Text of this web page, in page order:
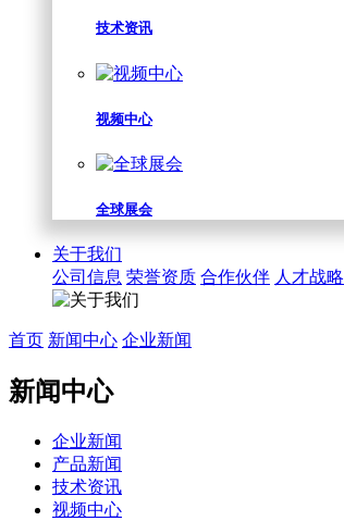
技术资讯
视频中心
全球展会
关于我们
公司信息 荣誉资质 合作伙伴 人才战略
首页 新闻中心 企业新闻
新闻中心
企业新闻
产品新闻
技术资讯
视频中心